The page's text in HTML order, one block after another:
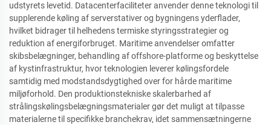
udstyrets levetid. Datacenterfaciliteter anvender denne teknologi til
supplerende køling af serverstativer og bygningens yderflader,
hvilket bidrager til helhedens termiske styringsstrategier og
reduktion af energiforbruget. Maritime anvendelser omfatter
skibsbelægninger, behandling af offshore-platforme og beskyttelse
af kystinfrastruktur, hvor teknologien leverer kølingsfordele
samtidig med modstandsdygtighed over for hårde maritime
miljøforhold. Den produktionstekniske skalerbarhed af
strålingskølingsbelægningsmaterialer gør det muligt at tilpasse
materialerne til specifikke branchekrav, idet sammensætningerne